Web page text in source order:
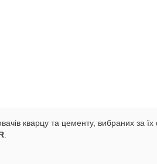
кварцу та цементу, вибраних за їх